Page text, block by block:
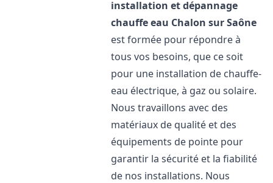
installation et dépannage
chauffe eau Chalon sur Saône
est formée pour répondre à
tous vos besoins, que ce soit
pour une installation de chauffe-
eau électrique, à gaz ou solaire.
Nous travaillons avec des
matériaux de qualité et des
équipements de pointe pour
garantir la sécurité et la fiabilité
de nos installations. Nous